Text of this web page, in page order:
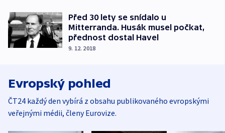
Před 30 lety se snídalo u
Mitterranda. Husák musel počkat,
přednost dostal Havel
9. 12. 2018
Evropský pohled
ČT24 každý den vybírá z obsahu publikovaného evropskými
veřejnými médii, členy Eurovize.